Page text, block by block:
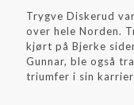
Trygve Diskerud
over hele Norden.
kjørt på Bjerke
Gunnar, ble også
triumfer i sin